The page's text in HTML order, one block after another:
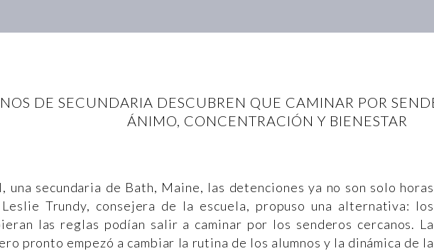
DE SECUNDARIA DESCUBREN QUE CAMINAR POR
ÁNIMO, CONCENTRACIÓN Y BIENESTAR
una secundaria de Bath, Maine, las detenciones ya no son solo horas
Trundy, consejera de la escuela, propuso una alternativa: los
las reglas podían salir a caminar por los senderos cercanos. La
pronto empezó a cambiar la rutina de los alumnos y la dinámica de la